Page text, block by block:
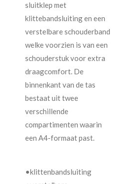
sluitklep met
klittebandsluiting en een
verstelbare schouderband
welke voorzien is van een
schouderstuk voor extra
draagcomfort. De
binnenkant van de tas
bestaat uit twee
verschillende
compartimenten waarin
een A4-formaat past.
•klittenbandsluiting